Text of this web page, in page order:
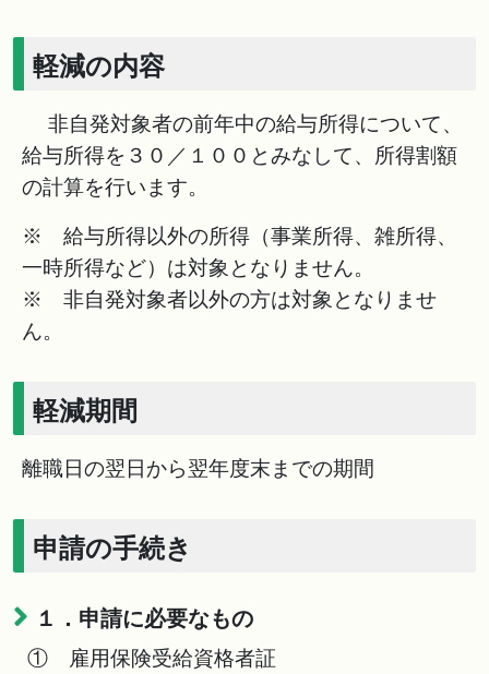
軽減の内容
非自発対象者の前年中の給与所得について、
給与所得を３０／１００とみなして、所得割額
の計算を行います。
※ 給与所得以外の所得（事業所得、雑所得、
一時所得など）は対象となりません。
※ 非自発対象者以外の方は対象となりませ
ん。
軽減期間
離職日の翌日から翌年度末までの期間
申請の手続き
１．申請に必要なもの
① 雇用保険受給資格者証